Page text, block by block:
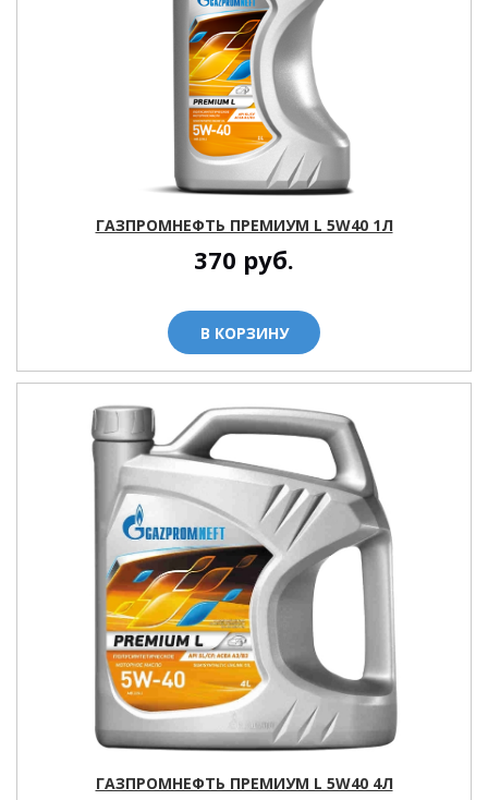
ГАЗПРОМНЕФТЬ ПРЕМИУМ L 5W40 1Л
370 руб.
В КОРЗИНУ
ГАЗПРОМНЕФТЬ ПРЕМИУМ L 5W40 4Л